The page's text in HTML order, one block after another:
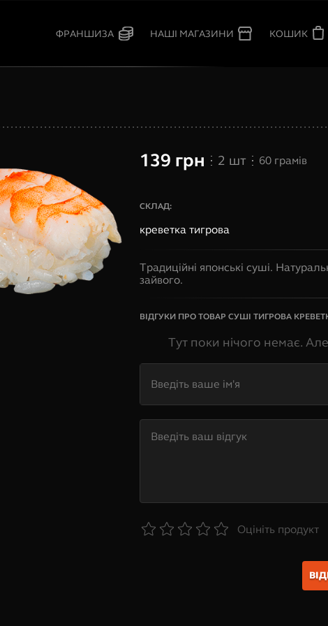
ФРАНШИЗА НАШІ МАГАЗИНИ КОШИК
139 грн 2 шт 60 грамів
СКЛАД:
креветка тигрова
Традиційні японські суші.
зайвого.
ВІДГУКИ ПРО ТОВАР СУШІ ТИГРОВА
Тут поки нічого немає.
Оцініть продукт